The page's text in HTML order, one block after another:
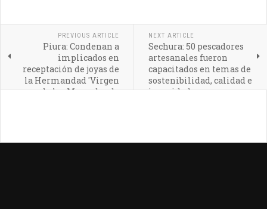
PREVIOUS ARTICLE
Piura: Condenan a
implicados en
receptación de joyas de
la Hermandad 'Virgen
de las Mercedes de
NEXT ARTICLE
Sechura: 50 pescadores
artesanales fueron
capacitados en temas de
sostenibilidad, calidad e
inocuidad